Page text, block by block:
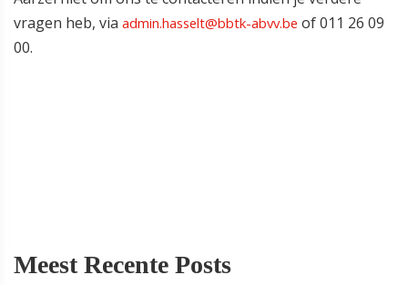
vragen heb, via admin.hasselt@bbtk-abvv.be of 011 26 09
00.
Meest Recente Posts